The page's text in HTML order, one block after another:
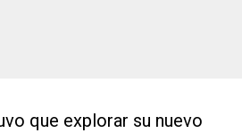
que explorar su nuevo